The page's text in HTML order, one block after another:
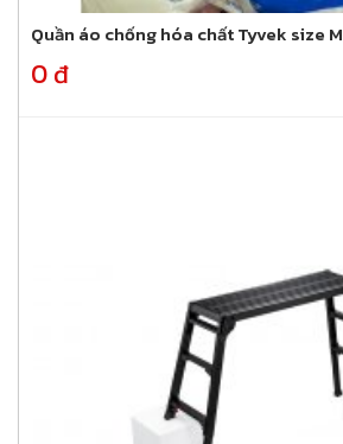
Quần áo chống hóa chất Tyvek size M
0 đ